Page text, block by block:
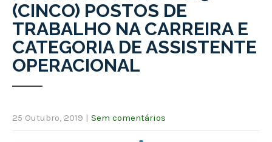
(CINCO) POSTOS DE
TRABALHO NA CARREIRA E
CATEGORIA DE ASSISTENTE
OPERACIONAL
25 Outubro, 2019 | Sem comentários